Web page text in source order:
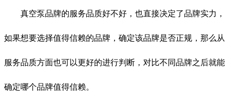
真空泵品牌的服务品质好不好，也直接决定了品牌实力，
如果想要选择值得信赖的品牌，确定该品牌是否正规，那么从
服务品质方面也可以更好的进行判断，对比不同品牌之后就能
确定哪个品牌值得信赖。